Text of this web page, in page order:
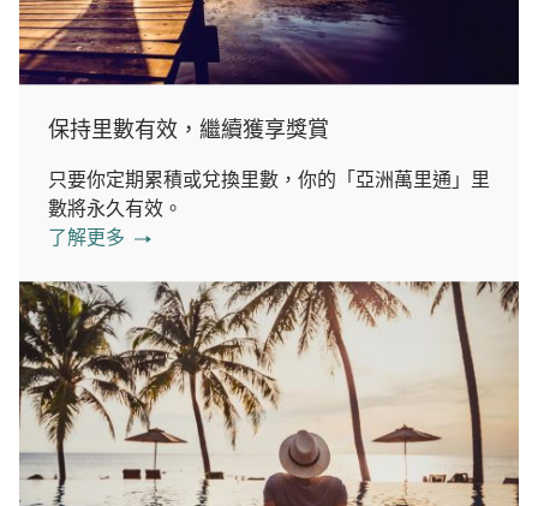
保持里數有效，繼續獲享獎賞
只要你定期累積或兌換里數，你的「亞洲萬里通」里
數將永久有效。
了解更多